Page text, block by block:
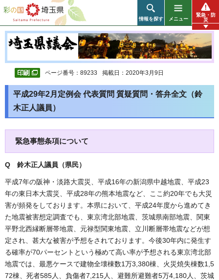
彩の国 埼玉県
情報を探す メニュー
緊急・防
災
ページ番号：89233 掲載日：2020年3月9日
平成29年2月定例会 代表質問 質疑質問・答弁全文（鈴
木正人議員）
緊急事態条項について
Q 鈴木正人議員（県民）
平成7年の阪神・淡路大震災、平成16年の新潟県中越地震、平成23
年の東日本大震災、平成28年の熊本地震など、ここ約20年でも大災
害が頻発をしております。本県において、平成24年度から進めてき
た地震被害想定調査でも、東京湾北部地震、茨城県南部地震、関東
平野北西縁断層帯地震、元禄型関東地震、立川断層帯地震などが想
定され、甚大な被害が予想をされております。今後30年内に発生す
る確率が70パーセントという極めて高い率が予想される東京湾北部
地震では、最悪ケースで建物全壊棟数1万3,380棟、火災焼失棟数1,5
72棟、死者585人、負傷者7,215人、避難所避難者5万4,180人、茨城